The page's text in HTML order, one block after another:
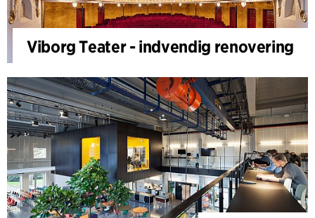
Viborg Teater - indvendig renovering